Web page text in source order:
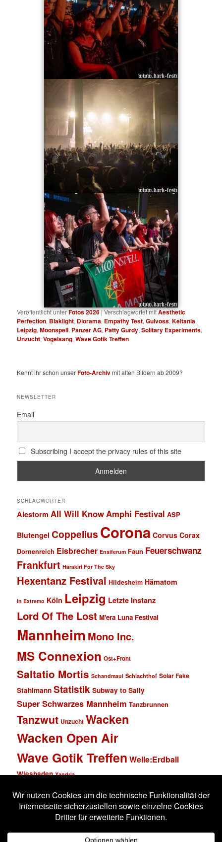
Veröffentlicht unterFotos 2026|Verschlagwortet mitAesthetic
Perfection, Blaklight, Diorama, Empathy Test,Gulvoss,Keltania,
Leipzig,Moonspell, Panzer AG, Patty Gurdy,Solitary Experiments,
Unzucht,Vogelsang,Wave Gotik Treffen
Kennt ihr schon unserFoto-Archivmit alten Bildern ab 2009?
NEWSLETTER
Email
Subscribing I accept the privacy rules of this site
SCHLAGWÖRTER
Alestorm All Will KnowAmphi Festival ASP
Blutengel Coppelius Corona Corvus Corax
Dornenreich Eisbrecher Ensiferum Faun Feuerschwanz
Frankfurt Harakiri For The Sky
Hexentanz Festival Hildesheim Hämatom
In Extremo Köln Leipzig Letzte Instanz
Lord Of The Lost M'era Luna Festival
Mannheim Mono Inc.
MS Connexion Ost+Front
Saltatio Mortis Schandmaul Schlachthof Solar Fake
Stahlmann Statistik Subway to Sally
Super Schwarzes Mannheim Tanzbrunnen
Tanzwut Unzucht Wacken
Wacken Open Air
Wave Gotik Treffen Welle:Erdball
Wiesbaden Xandria
Impressum